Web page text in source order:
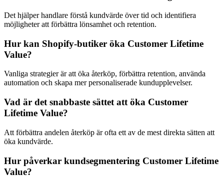
Det hjälper handlare förstå kundvärde över tid och identifiera
möjligheter att förbättra lönsamhet och retention.
Hur kan Shopify-butiker öka Customer Lifetime
Value?
Vanliga strategier är att öka återköp, förbättra retention, använda
automation och skapa mer personaliserade kundupplevelser.
Vad är det snabbaste sättet att öka Customer
Lifetime Value?
Att förbättra andelen återköp är ofta ett av de mest direkta sätten att
öka kundvärde.
Hur påverkar kundsegmentering Customer Lifetime
Value?